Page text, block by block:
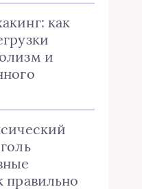
как
и
правильно